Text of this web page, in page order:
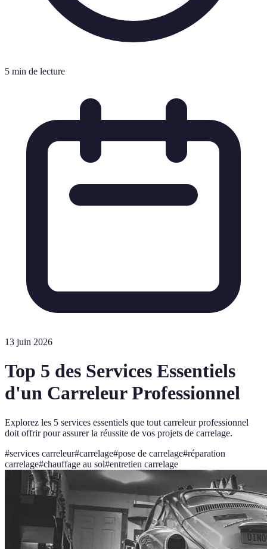
5 min de lecture
13 juin 2026
Top 5 des Services Essentiels
d'un Carreleur Professionnel
Explorez les 5 services essentiels que tout carreleur professionnel
doit offrir pour assurer la réussite de vos projets de carrelage.
#services carreleur#carrelage#pose de carrelage#réparation
carrelage#chauffage au sol#entretien carrelage